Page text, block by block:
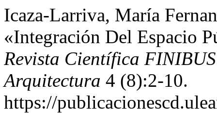
Icaza-Larriva, María
«Integración Del Espacio
Revista Científica
Arquitectura 4 (8):2-10.
https://